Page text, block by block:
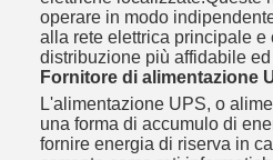
operare in modo
alla rete elettrica principale e
distribuzione più affidabile
Fornitore di alimentazione
L'alimentazione UPS, o
una forma di accumulo di
fornire energia di riserva in